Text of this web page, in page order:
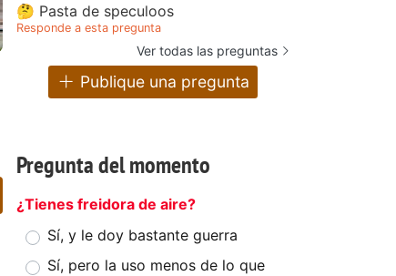
🤔 Pasta de speculoos
Responde a esta pregunta
Ver todas las preguntas
Publique una pregunta
Pregunta del momento
¿Tienes freidora de aire?
Sí, y le doy bastante guerra
Sí, pero la uso menos de lo que